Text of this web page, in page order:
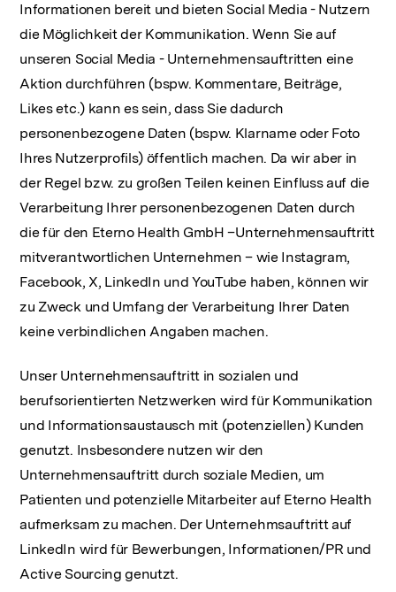
Informationen bereit und bieten Social Media - Nutzern
die Möglichkeit der Kommunikation. Wenn Sie auf
unseren Social Media - Unternehmensauftritten eine
Aktion durchführen (bspw. Kommentare, Beiträge,
Likes etc.) kann es sein, dass Sie dadurch
personenbezogene Daten (bspw. Klarname oder Foto
Ihres Nutzerprofils) öffentlich machen. Da wir aber in
der Regel bzw. zu großen Teilen keinen Einfluss auf die
Verarbeitung Ihrer personenbezogenen Daten durch
die für den Eterno Health GmbH –Unternehmensauftritt
mitverantwortlichen Unternehmen – wie Instagram,
Facebook, X, LinkedIn und YouTube haben, können wir
zu Zweck und Umfang der Verarbeitung Ihrer Daten
keine verbindlichen Angaben machen.
Unser Unternehmensauftritt in sozialen und
berufsorientierten Netzwerken wird für Kommunikation
und Informationsaustausch mit (potenziellen) Kunden
genutzt. Insbesondere nutzen wir den
Unternehmensauftritt durch soziale Medien, um
Patienten und potenzielle Mitarbeiter auf Eterno Health
aufmerksam zu machen. Der Unternehmsauftritt auf
LinkedIn wird für Bewerbungen, Informationen/PR und
Active Sourcing genutzt.